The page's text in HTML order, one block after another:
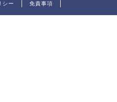
シー 免責事項